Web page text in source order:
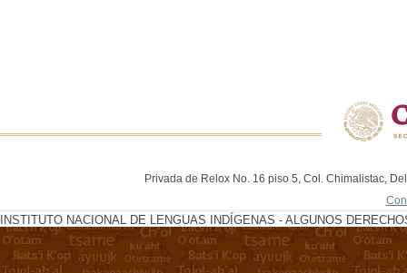
Privada de Relox No. 16 piso 5, Col. Chimalistac,
INSTITUTO NACIONAL DE LENGUAS INDÍGENAS - ALGUNOS